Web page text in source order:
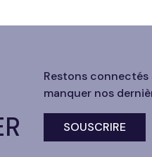
Restons connectés
manquer nos
SOUSCRIRE